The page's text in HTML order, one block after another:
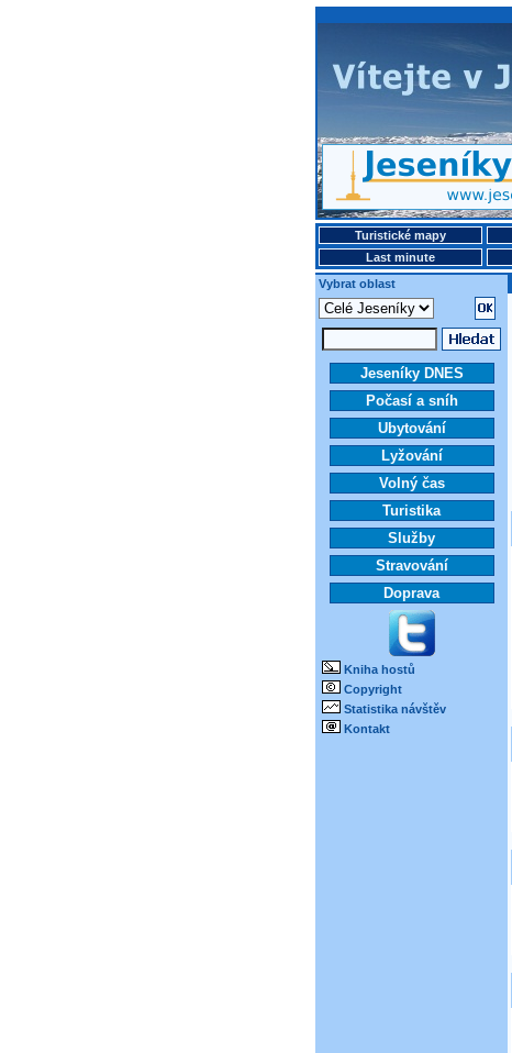
Turistické mapy
Last minute
Vybrat oblast
Jeseníky DNES
Počasí a sníh
Ubytování
Lyžování
Volný čas
Turistika
Služby
Stravování
Doprava
Kniha hostů
Copyright
Statistika návštěv
Kontakt